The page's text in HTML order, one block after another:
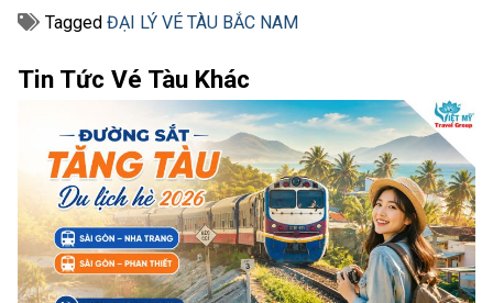
Tagged ĐẠI LÝ VÉ TÀU BẮC NAM
Tin Tức Vé Tàu Khác